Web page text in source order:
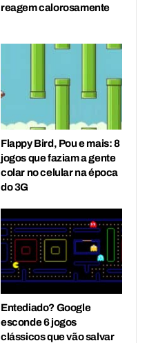
reagem calorosamente
Flappy Bird, Pou e mais: 8
jogos que faziam a gente
colar no celular na época
do 3G
Entediado? Google
esconde 6 jogos
clássicos que vão salvar